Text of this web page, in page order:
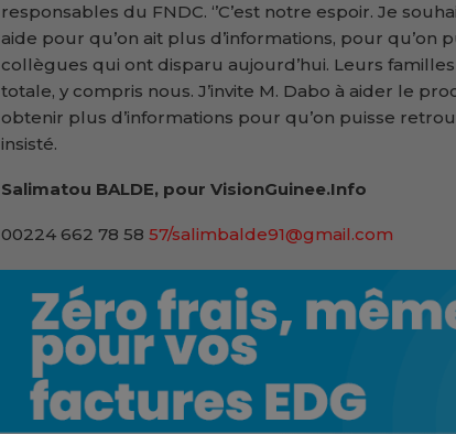
responsables du FNDC. ‘’C’est notre espoir. Je
aide pour qu’on ait plus d’informations, pour qu’on
collègues qui ont disparu aujourd’hui. Leurs
totale, y compris nous. J’invite M. Dabo à aider le
obtenir plus d’informations pour qu’on puisse
insisté.
Salimatou BALDE, pour VisionGuinee.Info
00224 662 78 58 57/salimbalde91@gmail.com